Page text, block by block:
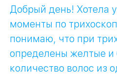
Добрый день! Хотела
моменты по
понимаю, что при
определены желтые и
количество волос из